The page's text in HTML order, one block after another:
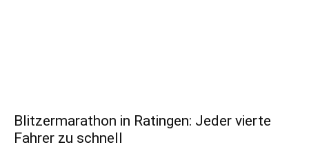
Blitzermarathon in Ratingen: Jeder vierte
Fahrer zu schnell